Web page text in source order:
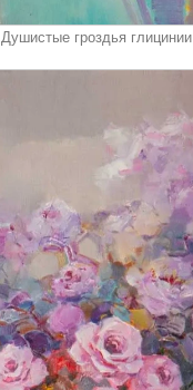
Душистые гроздья глицинии